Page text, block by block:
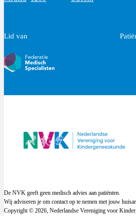
Lid van
De NVK geeft geen medisch advies aan patiënten.
Wij adviseren je om contact op te nemen met jouw
Copyright © 2026, Nederlandse Vereniging voor